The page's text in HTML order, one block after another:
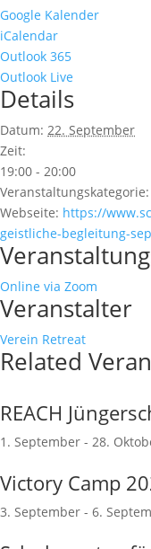
Google Kalender
iCalendar
Outlook 365
Outlook Live
Details
Datum: 22. September
Zeit:
19:00 - 20:00
Veranstaltungskategorie:
Webseite: https://
geistliche-begleitung-
Online via Zoom
Veranstalter
Verein Retreat
Related
REACH
1. September - 28.
Victory Camp
3. September - 6.